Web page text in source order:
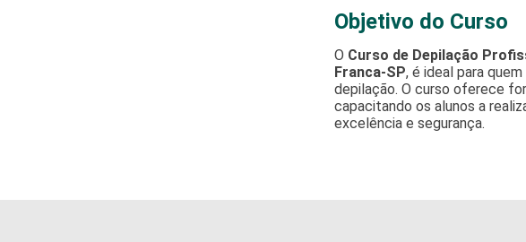
Objetivo do Curso
O Curso de Depilação
Franca-SP, é ideal para
depilação. O curso oferece
capacitando os alunos a
excelência e segurança.​